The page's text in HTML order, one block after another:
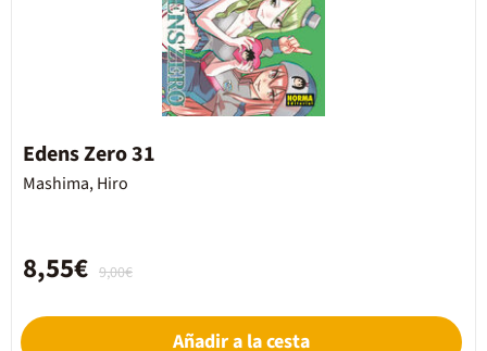
Edens Zero 31
Mashima, Hiro
9,00€
8,55€
Añadir a la cesta